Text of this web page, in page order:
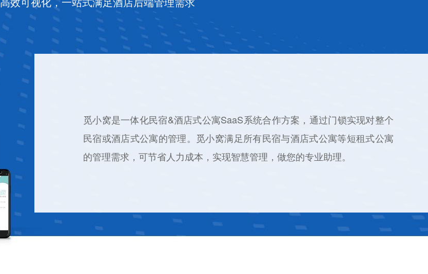
觅小窝是一体化民宿&酒店式公寓SaaS系统合作方案，通过门锁实现对整个
民宿或酒店式公寓的管理。觅小窝满足所有民宿与酒店式公寓等短租式公寓
的管理需求，可节省人力成本，实现智慧管理，做您的专业助理。